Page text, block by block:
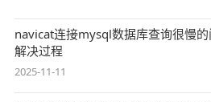
navicat连接mysql数据库查询很慢的
解决过程
2025-11-11